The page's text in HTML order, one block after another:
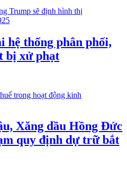
hệ thống phân phối,
bị xử phạt
Xăng dầu Hồng Đức
quy định dự trữ bắt